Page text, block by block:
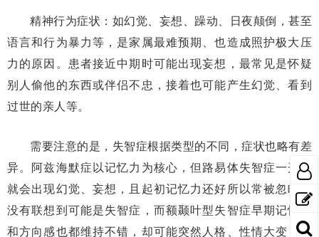
精神行为症状：如幻觉、妄想、躁动、日夜颠倒，甚至
语言和行为暴力等，是家属最难预期、也造成照护极大压
力的原因。患者接近中期时可能出现妄想，最常见是怀疑
别人偷他的东西或伴侣不忠，接着也可能产生幻觉、看到
过世的亲人等。
需要注意的是，失智症根据类型的不同，症状也略有差
异。阿兹海默症以记忆力为核心，但路易体失智症一开始
就会出现幻觉、妄想，且起初记忆力还好所以常被忽略，
没有联想到可能是失智症，而额颞叶型失智症早期记忆力
和方向感也都维持不错，却可能突然人格、性情大变，如